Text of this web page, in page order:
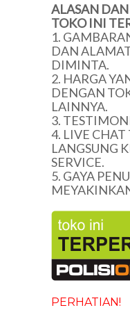
ALASAN
TOKO INI
1.
DAN
DIMINTA.
2. HARGA
DENGAN
LAINNYA.
3.
4. LIVE
LANGSUNG
SERVICE.
5. GAYA
PERHATIAN!